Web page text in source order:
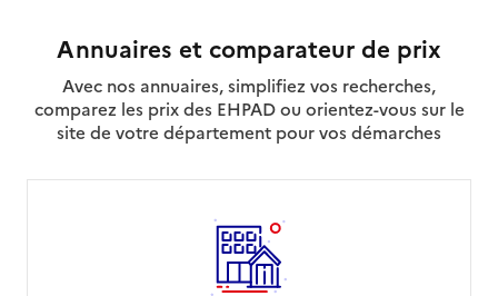
Annuaires et comparateur de prix
Avec nos annuaires, simplifiez vos recherches,
comparez les prix des EHPAD ou orientez-vous sur le
site de votre département pour vos démarches